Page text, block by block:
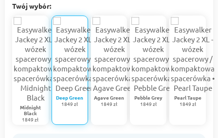
Twój wybór:
Midnight
Black
1849 zł
Deep Green
1849 zł
Agave Green
1849 zł
Pebble Grey
1849 zł
Pearl Taupe
1849 zł